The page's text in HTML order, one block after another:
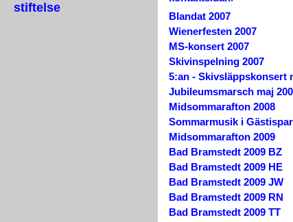
Blandat 2007
Wienerfesten 2007
MS-konsert 2007
Skivinspelning 2007
5:an - Skivsläppskonsert
Jubileumsmarsch maj
Midsommarafton 2008
Sommarmusik i
Midsommarafton 2009
Bad Bramstedt 2009 BZ
Bad Bramstedt 2009 HE
Bad Bramstedt 2009 JW
Bad Bramstedt 2009 RN
Bad Bramstedt 2009 TT